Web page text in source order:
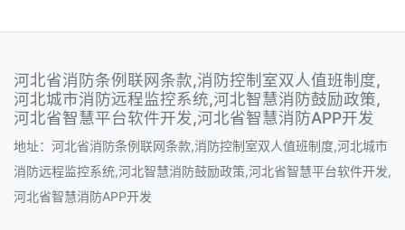
河北省消防条例联网条款,消防控制室双人值班制度,
河北城市消防远程监控系统,河北智慧消防鼓励政策,
河北省智慧平台软件开发,河北省智慧消防APP开发
地址：河北省消防条例联网条款,消防控制室双人值班制度,河北城市
消防远程监控系统,河北智慧消防鼓励政策,河北省智慧平台软件开发,
河北省智慧消防APP开发